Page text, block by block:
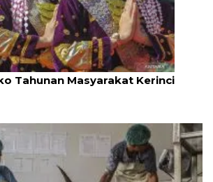
Tahunan Masyarakat Kerinci